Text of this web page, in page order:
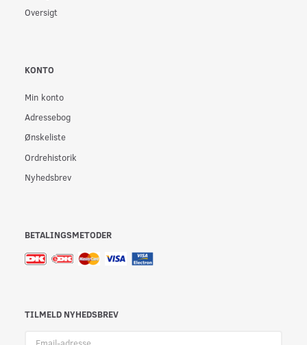
Oversigt
KONTO
Min konto
Adressebog
Ønskeliste
Ordrehistorik
Nyhedsbrev
BETALINGSMETODER
TILMELD NYHEDSBREV